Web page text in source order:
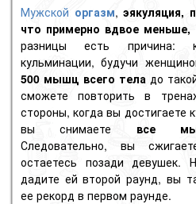
Мужской оргазм,эякуляция,
что примерно вдвое меньше,
разницы есть причина:
кульминации, будучи
500 мышц всего тела до
сможете повторить в
стороны, когда вы достигаете
вы снимаете все
Следовательно, вы
остаетесь позади девушек.
дадите ей второй раунд, вы
ее рекорд в первом раунде.